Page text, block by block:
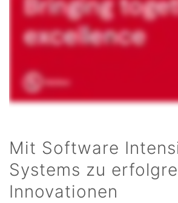
Mit Software
Systems zu
Innovationen